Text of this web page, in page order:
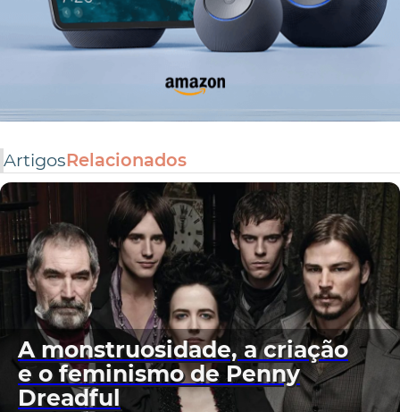
ArtigosRelacionados
A monstruosidade, a criação
e o feminismo de Penny
Dreadful